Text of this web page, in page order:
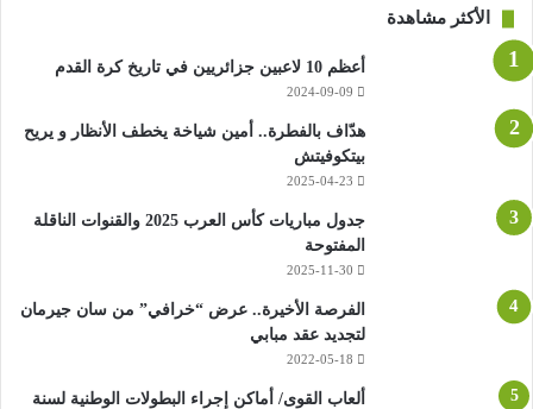
الأكثر مشاهدة
أعظم 10 لاعبين جزائريين في تاريخ كرة القدم
2024-09-09
هدّاف بالفطرة.. أمين شياخة يخطف الأنظار و يريح
بيتكوفيتش
2025-04-23
جدول مباريات كأس العرب 2025 والقنوات الناقلة
المفتوحة
2025-11-30
الفرصة الأخيرة.. عرض “خرافي” من سان جيرمان
لتجديد عقد مبابي
2022-05-18
ألعاب القوى/ أماكن إجراء البطولات الوطنية لسنة